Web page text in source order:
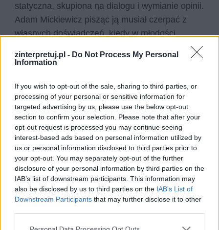
zinterpretuj.pl - Do Not Process My Personal
Information
If you wish to opt-out of the sale, sharing to third parties, or
processing of your personal or sensitive information for
targeted advertising by us, please use the below opt-out
section to confirm your selection. Please note that after your
opt-out request is processed you may continue seeing
interest-based ads based on personal information utilized by
us or personal information disclosed to third parties prior to
your opt-out. You may separately opt-out of the further
disclosure of your personal information by third parties on the
IAB’s list of downstream participants. This information may
also be disclosed by us to third parties on the IAB’s List of
Downstream Participants that may further disclose it to other
statyczna, skupiona na dialogu i wymianie opinii.
Adam Mickiewicz pisząc ją musiał czerpać z
własnych doświadczeń, kiedy w młodości
filomatów – koła naukowego – które zostało
takiej sceny poeta postanowił uczynić punkt
wyjściowy do całego dramatu, opowiadającego
o udręce Polaków spowodowanej zaborami.
Nowosilcow jest tutaj przedstawiony jako
skrajnie niesprawiedliwy tyran, który aresztuje,
więzi i zsyła na Syberię niewinnych ludzi,
wyłącznie po to, by przypodobać się carowi.
Procederowi temu ulega młodzież, studenci –